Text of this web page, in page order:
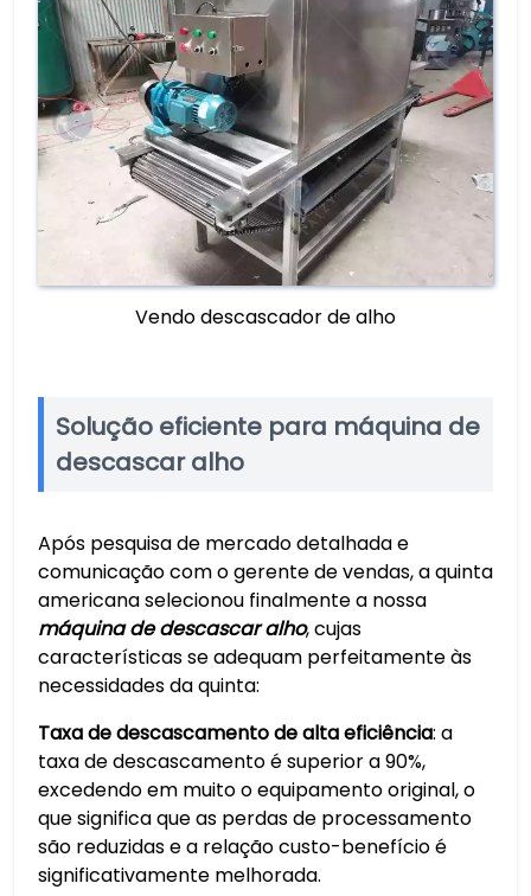
Vendo descascador de alho
Solução eficiente para máquina de
descascar alho
Após pesquisa de mercado detalhada e
comunicação com o gerente de vendas, a quinta
americana selecionou finalmente a nossa
máquina de descascar alho, cujas
características se adequam perfeitamente às
necessidades da quinta:
Taxa de descascamento de alta eficiência: a
taxa de descascamento é superior a 90%,
excedendo em muito o equipamento original, o
que significa que as perdas de processamento
são reduzidas e a relação custo-benefício é
significativamente melhorada.